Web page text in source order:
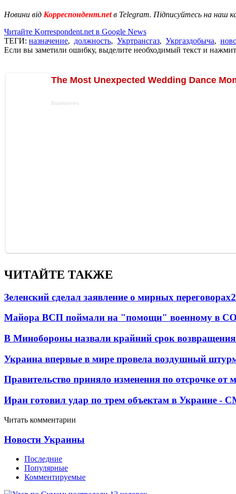
Новини від Корреспондент.netв Telegram. Підписуйтесь на наш
Читайте Korrespondent.net в Google News
ТЕГИ: назначение, должность, Укртрансгаз, Укргаздобыча,
Если вы заметили ошибку, выделите необходимый текст и
ЧИТАЙТЕ ТАКЖЕ
Зеленский сделал заявление о мирных переговорах
Майора ВСП поймали на "помощи" военному в
В Минобороны назвали крайний срок
Украина впервые в мире провела воздушный
Правительство приняло изменения по отсрочке от
Иран готовил удар по трем объектам в Украине -
Читать комментарии
Новости Украины
Последние
Популярные
Комментируемые